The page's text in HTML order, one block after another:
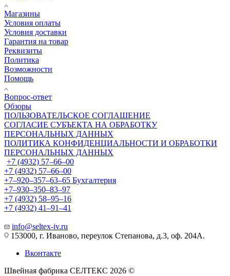
Магазины
Условия оплаты
Условия доставки
Гарантия на товар
Реквизиты
Политика
Возможности
Помощь
Вопрос-ответ
Обзоры
ПОЛЬЗОВАТЕЛЬСКОЕ СОГЛАШЕНИЕ
СОГЛАСИЕ СУБЪЕКТА НА ОБРАБОТКУ
ПЕРСОНАЛЬНЫХ ДАННЫХ
ПОЛИТИКА КОНФИДЕНЦИАЛЬНОСТИ И ОБРАБОТКИ
ПЕРСОНАЛЬНЫХ ДАННЫХ
+7 (4932) 57‒66‒00
+7 (4932) 57‒66‒00
+7‒920‒357‒63‒65 Бухгалтерия
+7‒930‒350‒83‒97
+7 (4932) 58‒95‒16
+7 (4932) 41‒91‒41
info@seltex-iv.ru
153000, г. Иваново, переулок Степанова, д.3, оф. 204А.
Вконтакте
Швейная фабрика СЕЛТЕКС 2026 ©